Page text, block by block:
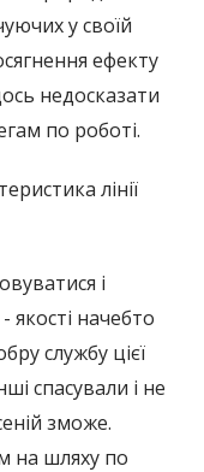
у своїй
ефекту
недосказати
по роботі.
лінії
і
якості начебто
службу цієї
спасували і не
зможе.
на шляху по